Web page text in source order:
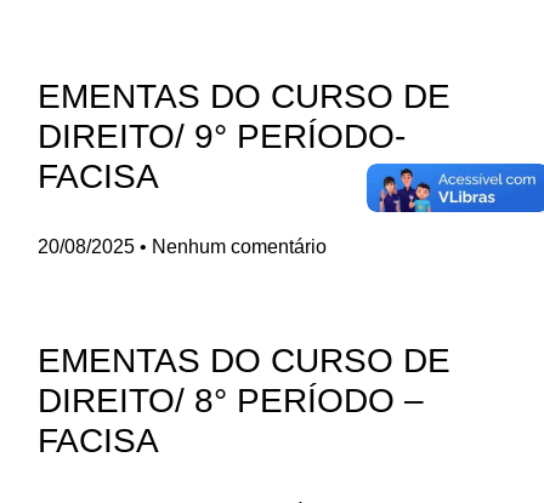
EMENTAS DO CURSO DE
DIREITO/ 9° PERÍODO-
FACISA
20/08/2025 Nenhum comentário
EMENTAS DO CURSO DE
DIREITO/ 8° PERÍODO –
FACISA